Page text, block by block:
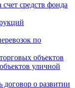
средств фонда
по
объектов
уличной
о развитии